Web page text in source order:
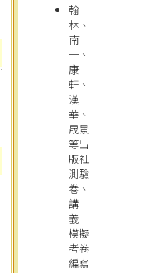
翰
林、
南
一、
康
軒、
漢
華、
晟景
等出
版社
測驗
卷、
講
義.
模擬
考卷
編寫